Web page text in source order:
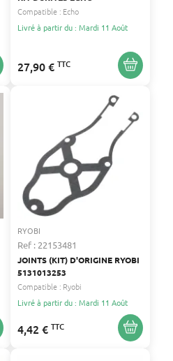
Compatible : Echo
Livré à partir du : Mardi 11 Août
27,90 € TTC
RYOBI
Ref : 22153481
JOINTS (KIT) D'ORIGINE RYOBI
5131013253
Compatible : Ryobi
Livré à partir du : Mardi 11 Août
4,42 € TTC